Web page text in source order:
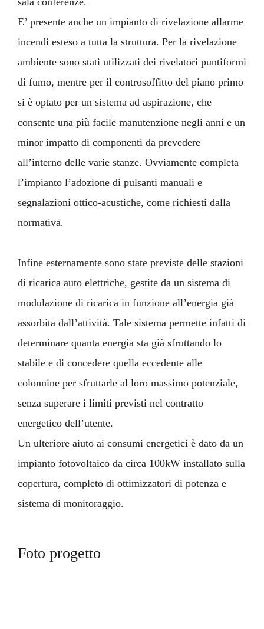
E’ presente anche un impianto di rivelazione allarme
incendi esteso a tutta la struttura. Per la rivelazione
ambiente sono stati utilizzati dei rivelatori puntiformi
di fumo, mentre per il controsoffitto del piano primo
si è optato per un sistema ad aspirazione, che
consente una più facile manutenzione negli anni e un
minor impatto di componenti da prevedere
all’interno delle varie stanze. Ovviamente completa
l’impianto l’adozione di pulsanti manuali e
segnalazioni ottico-acustiche, come richiesti dalla
normativa.
Infine esternamente sono state previste delle stazioni
di ricarica auto elettriche, gestite da un sistema di
modulazione di ricarica in funzione all’energia già
assorbita dall’attività. Tale sistema permette infatti di
determinare quanta energia sta già sfruttando lo
stabile e di concedere quella eccedente alle
colonnine per sfruttarle al loro massimo potenziale,
senza superare i limiti previsti nel contratto
energetico dell’utente.
Un ulteriore aiuto ai consumi energetici è dato da un
impianto fotovoltaico da circa 100kW installato sulla
copertura, completo di ottimizzatori di potenza e
sistema di monitoraggio.
Foto progetto